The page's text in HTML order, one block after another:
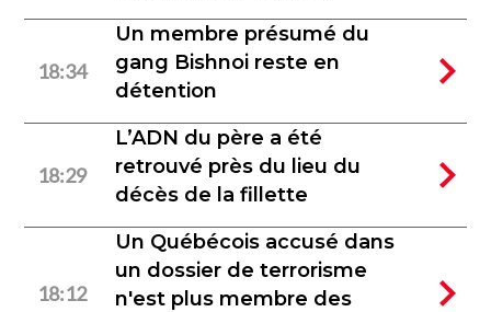
18:34
Un membre présumé du
gang Bishnoi reste en
détention
18:29
L’ADN du père a été
retrouvé près du lieu du
décès de la fillette
18:12
Un Québécois accusé dans
un dossier de terrorisme
n'est plus membre des